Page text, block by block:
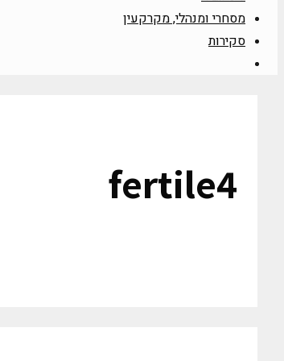
מסחרי ומנהלי, מקרקעין
סקירות
fertile4